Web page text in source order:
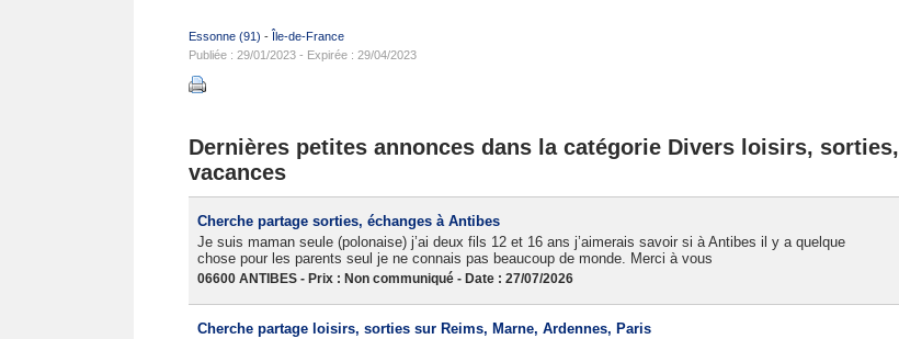
Essonne (91) - Île-de-France
Publiée : 29/01/2023 - Expirée : 29/04/2023
Dernières petites annonces dans la catégorie Divers loisirs, sorties,
vacances
Cherche partage sorties, échanges à Antibes
Je suis maman seule (polonaise) j’ai deux fils 12 et 16 ans j’aimerais savoir si à Antibes il y a quelque
chose pour les parents seul je ne connais pas beaucoup de monde. Merci à vous
06600 ANTIBES - Prix : Non communiqué - Date : 27/07/2026
Cherche partage loisirs, sorties sur Reims, Marne, Ardennes, Paris